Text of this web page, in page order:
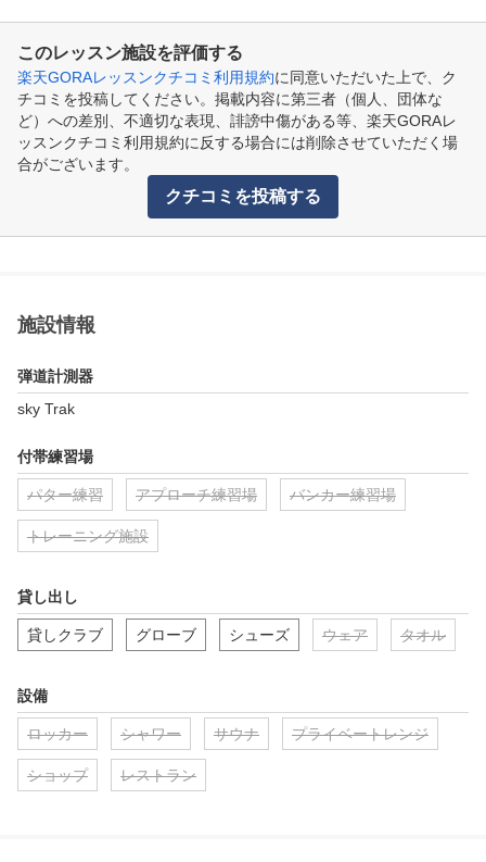
このレッスン施設を評価する
楽天GORAレッスンクチコミ利用規約に同意いただいた上で、ク
チコミを投稿してください。掲載内容に第三者（個人、団体な
ど）への差別、不適切な表現、誹謗中傷がある等、楽天GORAレ
ッスンクチコミ利用規約に反する場合には削除させていただく場
合がございます。
クチコミを投稿する
施設情報
弾道計測器
sky Trak
付帯練習場
パター練習 アプローチ練習場 バンカー練習場
トレーニング施設
貸し出し
貸しクラブ グローブ シューズ ウェア タオル
設備
ロッカー シャワー サウナ プライベートレンジ
ショップ レストラン